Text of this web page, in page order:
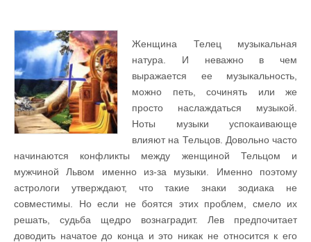
Женщина Телец музыкальная
натура. И неважно в чем
выражается ее музыкальность,
можно петь, сочинять или же
просто наслаждаться музыкой.
Ноты музыки успокаивающе
влияют на Тельцов. Довольно часто
начинаются конфликты между женщиной Тельцом и
мужчиной Львом именно из-за музыки. Именно поэтому
астрологи утверждают, что такие знаки зодиака не
совместимы. Но если не боятся этих проблем, смело их
решать, судьба щедро вознаградит. Лев предпочитает
доводить начатое до конца и это никак не относится к его